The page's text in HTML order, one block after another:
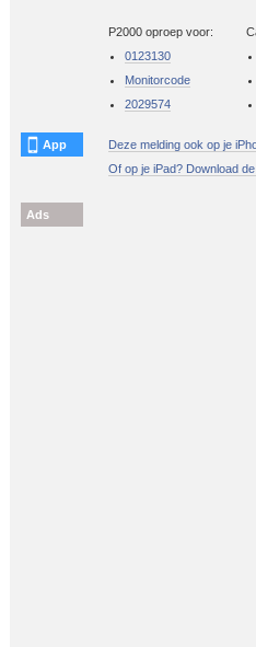
P2000 oproep voor:
0123130
Monitorcode
2029574
App
Deze melding ook op je
Of op je iPad? Download de
Ads